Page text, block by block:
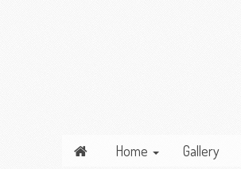
Home Gallery